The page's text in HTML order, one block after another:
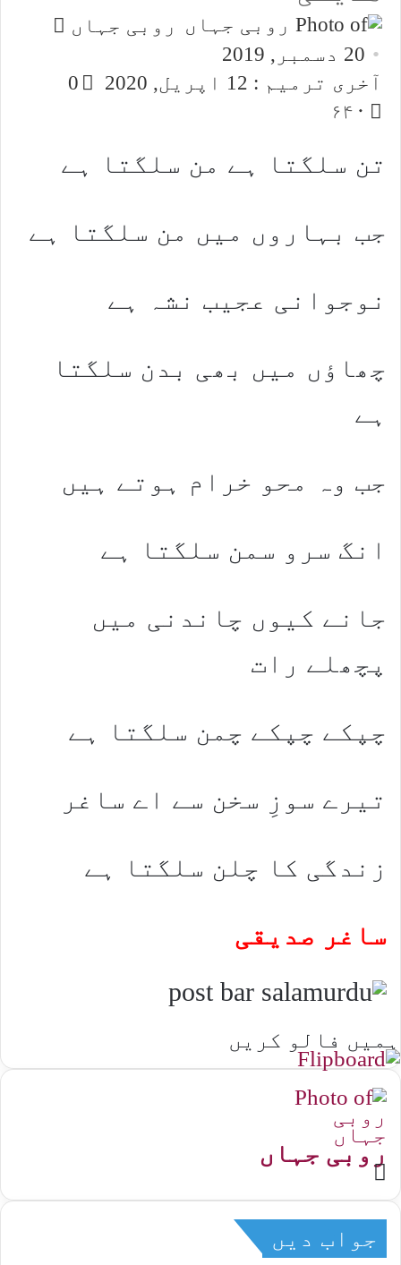
روبی جہاں
20 دسمبر, 2019
آخری ترمیم : 12 اپریل, 2020
0
۶۴۰
تن سلگتا ہے من سلگتا ہے
جب بہاروں میں من سلگتا ہے
نوجوانی عجیب نشہ ہے
چھاؤں میں بھی بدن سلگتا
ہے
جب وہ محو خرام ہوتے ہیں
انگ سرو سمن سلگتا ہے
جانے کیوں چاندنی میں
پچھلے رات
چپکے چپکے چمن سلگتا ہے
تیرے سوزِ سخن سے اے ساغر
زندگی کا چلن سلگتا ہے
ساغر صدیقی
ہمیں فالو کریں
روبی جہاں
Website
جواب دیں